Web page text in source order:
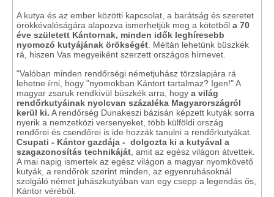
A kutya és az ember közötti kapcsolat, a barátság és szeretet
örökkévalóságára alapozva ismerhetjük meg a kötetből a 70
éve született Kántornak, minden idők leghíresebb
nyomozó kutyájának örökségét . Méltán lehetünk büszkék
rá, hiszen Vas megyeiként szerzett országos hírnevet.
"Valóban minden rendőrségi németjuhász törzslapjára rá
lehetne írni, hogy "nyomokban Kántort tartalmaz? Igen!" A
magyar zsaruk rendkívül büszkék arra, hogy a világ
rendőrkutyáinak nyolcvan százaléka Magyarországról
kerül ki. A rendőrség Dunakeszi bázisán képzett kutyák sorra
nyerik a nemzetközi versenyeket, több külföldi ország
rendőrei és csendőrei is ide hozzák tanulni a rendőrkutyákat.
Csupati - Kántor gazdája - dolgozta ki a kutyával a
szagazonosítás technikáját , amit az egész világon átvettek.
A mai napig ismertek az egész világon a magyar nyomkövető
kutyák, a rendőrök szerint minden, az egyenruhásoknál
szolgáló német juhászkutyában van egy csepp a legendás ős,
Kántor véréből.